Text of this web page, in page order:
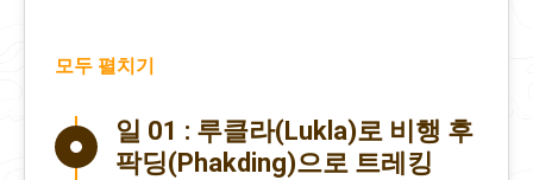
모두 펼치기
일 01 : 루클라(Lukla)로 비행 후
팍딩(Phakding)으로 트레킹